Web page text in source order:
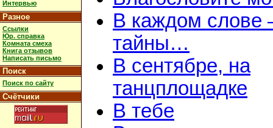
Интервью
Разное
Ссылки
Юр. справка
Комната смеха
Книга отзывов
Написать письмо
Поиск
Поиск по сайту
Счётчики
В каждом слове
тайны…
В сентябре, на
танцплощадке
В тебе